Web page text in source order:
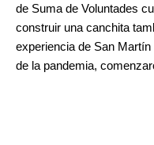
de Suma de Voluntades
construir una canchita
experiencia de San
de la pandemia,